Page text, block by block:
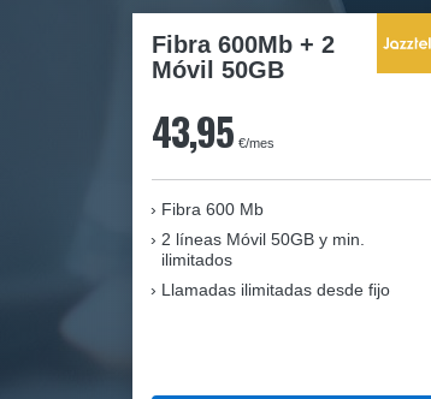
Fibra 600Mb + 2
Móvil 50GB
43,95 €/mes
Fibra 600 Mb
2 líneas Móvil 50GB y min.
ilimitados
Llamadas ilimitadas desde fijo